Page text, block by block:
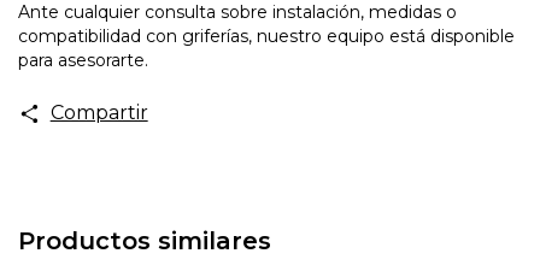
Ante cualquier consulta sobre instalación, medidas o
compatibilidad con griferías, nuestro equipo está disponible
para asesorarte.
Compartir
Productos similares